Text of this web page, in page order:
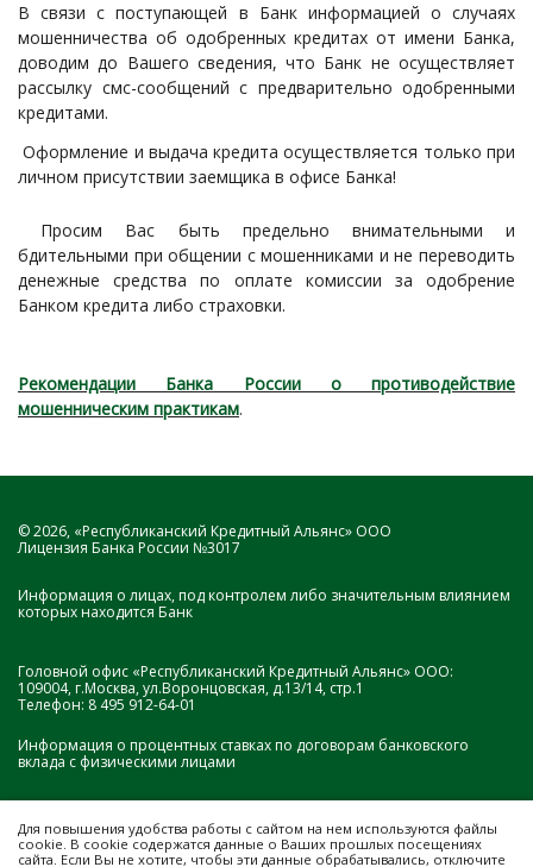
В связи с поступающей в Банк информацией о случаях
мошенничества об одобренных кредитах от имени Банка,
доводим до Вашего сведения, что Банк не осуществляет
рассылку смс-сообщений с предварительно одобренными
кредитами.
Оформление и выдача кредита осуществляется только при
личном присутствии заемщика в офисе Банка!
Просим Вас быть предельно внимательными и
бдительными при общении с мошенниками и не переводить
денежные средства по оплате комиссии за одобрение
Банком кредита либо страховки.
Рекомендации Банка России о противодействие
мошенническим практикам.
© 2026, «Республиканский Кредитный Альянс» ООО
Лицензия Банка России №3017
Информация о лицах, под контролем либо значительным влиянием
которых находится Банк
Головной офис «Республиканский Кредитный Альянс» ООО:
109004, г.Москва, ул.Воронцовская, д.13/14, стр.1
Телефон: 8 495 912-64-01
Информация о процентных ставках по договорам банковского
вклада с физическими лицами
Для повышения удобства работы с сайтом на нем используются файлы
cookie . В cookie содержатся данные о Ваших прошлых посещениях
сайта. Если Вы не хотите, чтобы эти данные обрабатывались, отключите